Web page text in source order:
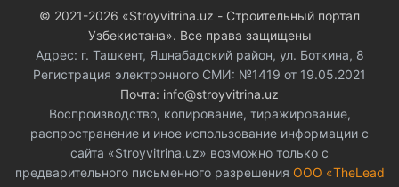
© 2021-2026 «Stroyvitrina.uz - Строительный портал
Узбекистана». Все права защищены
Адрес: г. Ташкент, Яшнабадский район, ул. Боткина, 8
Регистрация электронного СМИ: №1419 от 19.05.2021
Почта: info@stroyvitrina.uz
Воспроизводство, копирование, тиражирование,
распространение и иное использование информации с
сайта «Stroyvitrina.uz» возможно только с
предварительного письменного разрешения ООО «TheLead